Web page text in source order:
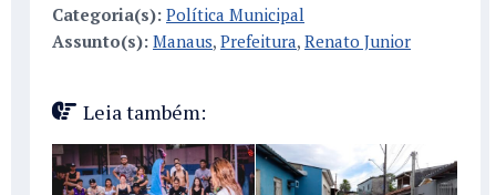
Categoria(s): Política Municipal
Assunto(s): Manaus, Prefeitura, Renato Junior
Leia também: